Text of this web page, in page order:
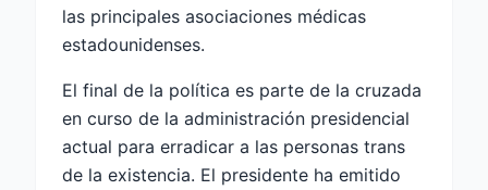
las principales asociaciones médicas
estadounidenses.
El final de la política es parte de la cruzada
en curso de la administración presidencial
actual para erradicar a las personas trans
de la existencia. El presidente ha emitido